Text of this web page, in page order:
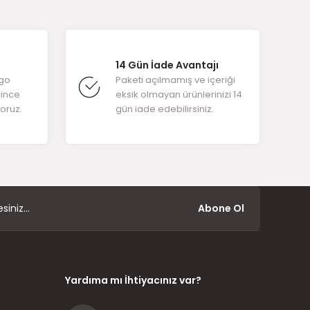
14 Gün İade Avantajı
Paketi açılmamış ve içeriği
eksik olmayan ürünlerinizi 14
gün iade edebilirsiniz.
Abone Ol
Yardıma mı İhtiyacınız var?